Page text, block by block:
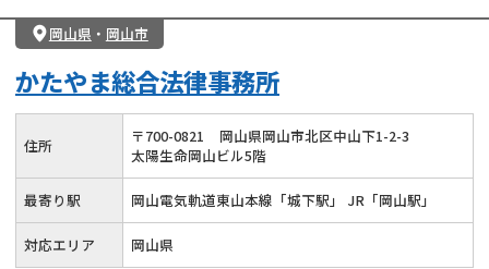
岡山県 ・ 岡山市
かたやま総合法律事務所
住所 〒700-0821
岡山県岡山市北区中山下1-2-3
太陽生命岡山ビル5階
最寄り駅 岡山電気軌道東山本線「城下駅」 JR「岡山駅」
対応エリア 岡山県